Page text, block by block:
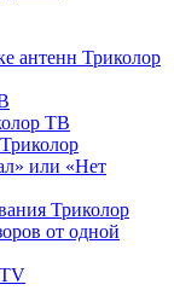
антенн Триколор
ТВ
или «Нет
Триколор
от одной